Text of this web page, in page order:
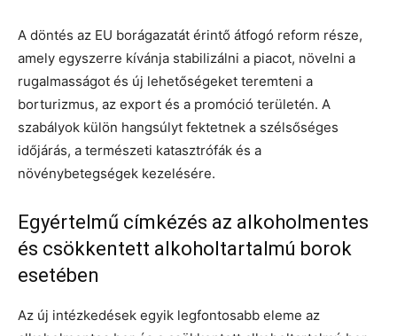
A döntés az EU borágazatát érintő átfogó reform része,
amely egyszerre kívánja stabilizálni a piacot, növelni a
rugalmasságot és új lehetőségeket teremteni a
borturizmus, az export és a promóció területén. A
szabályok külön hangsúlyt fektetnek a szélsőséges
időjárás, a természeti katasztrófák és a
növénybetegségek kezelésére.
Egyértelmű címkézés az alkoholmentes
és csökkentett alkoholtartalmú borok
esetében
Az új intézkedések egyik legfontosabb eleme az